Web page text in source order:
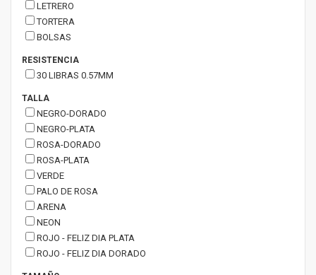
LETRERO
TORTERA
BOLSAS
RESISTENCIA
30 LIBRAS 0.57MM
TALLA
NEGRO-DORADO
NEGRO-PLATA
ROSA-DORADO
ROSA-PLATA
VERDE
PALO DE ROSA
ARENA
NEON
ROJO - FELIZ DIA PLATA
ROJO - FELIZ DIA DORADO